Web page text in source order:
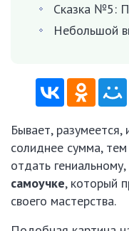
Сказка №5:
Небольшой
Бывает,
солиднее сумма,
отдать гениальному,
самоучке, который
своего мастерства.